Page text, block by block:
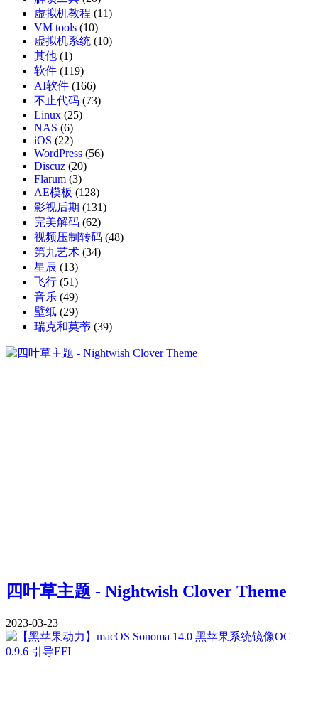
虚拟机教程 (11)
VM tools (10)
虚拟机系统 (10)
其他 (1)
软件 (119)
AI软件 (166)
不止代码 (73)
Linux (25)
NAS (6)
iOS (22)
WordPress (56)
Discuz (20)
Flarum (3)
AE模板 (128)
影视后期 (131)
完美解码 (62)
视频压制转码 (48)
第九艺术 (34)
星辰 (13)
飞行 (51)
音乐 (49)
壁纸 (29)
瑞克和莫蒂 (39)
四叶草主题 - Nightwish Clover Theme
2023-03-23